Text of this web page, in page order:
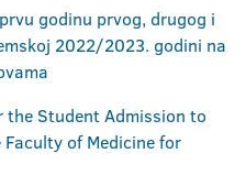
godinu prvog, drugog i
2022/2023. godini na
Student Admission to
of Medicine for